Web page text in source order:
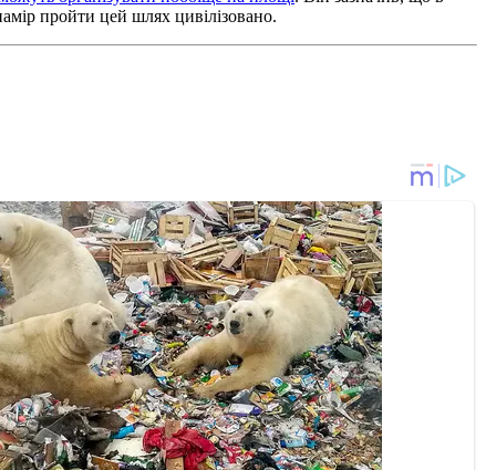
пройти цей шлях цивілізовано.